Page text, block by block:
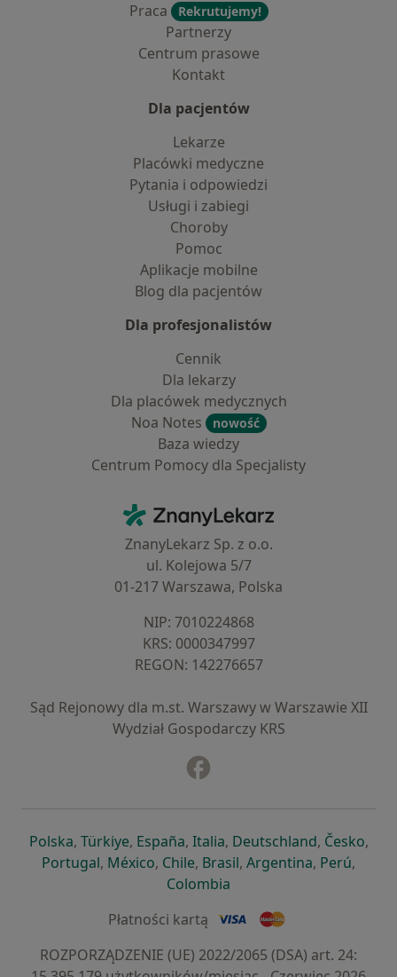
Praca
Rekrutujemy!
Partnerzy
Centrum prasowe
Kontakt
Dla pacjentów
Lekarze
Placówki medyczne
Pytania i odpowiedzi
Usługi i zabiegi
Choroby
Pomoc
Aplikacje mobilne
Blog dla pacjentów
Dla profesjonalistów
Cennik
Dla lekarzy
Dla placówek medycznych
Noa Notes
nowość
Baza wiedzy
Centrum Pomocy dla Specjalisty
ZnanyLekarz - Strona główna
ZnanyLekarz Sp. z o.o.
ul. Kolejowa 5/7
01-217 Warszawa, Polska
NIP: ⁠7010224868
KRS: ⁠0000347997
REGON: ⁠142276657
Sąd Rejonowy dla m.st. Warszawy w Warszawie XII
Wydział Gospodarczy KRS
Polskaotwiera się w nowej karcie
, Türkiyeotwiera się w nowej karcie
, Españaotwiera się w nowej karcie
, Italiaotwiera się w nowej
, Deutschlandotwiera się
, Česko,
Portugalotwiera się w nowej karcie
, Méxicootwiera się w nowej karcie
, Chileotwiera się w nowej karcie
, Brasilotwiera się w nowej
, Argentinaotwiera się
, Perú,
Colombia
Płatności kartą
ROZPORZĄDZENIE (UE) 2022/2065 (DSA) art. 24: